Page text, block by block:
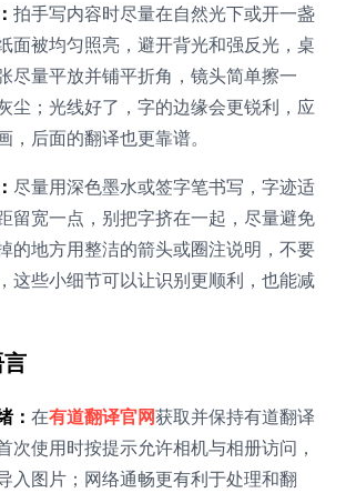
拍手写内容时尽量在自然光下或开一盏
面被均匀照亮，避开背光和强反光，桌
尽量平放并铺平折角，镜头简单擦一
尘；光线好了，字的边缘会更锐利，应
，后面的翻译也更靠谱。
尽量用深色墨水或签字笔书写，字迹适
留宽一点，别把字挤在一起，尽量避免
的地方用整洁的箭头或圈注说明，不要
这些小细节可以让识别更顺利，也能减
： 在有道翻译官网获取并保持有道翻译
次使用时按提示允许相机与相册访问，
入图片；网络通畅更有利于处理和翻